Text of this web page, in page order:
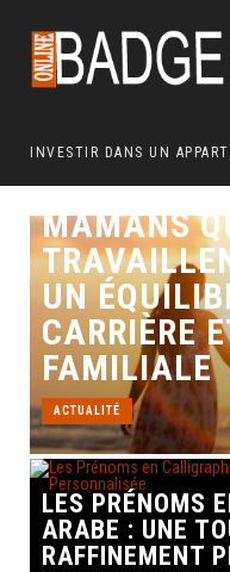
INVESTIR DANS UN APPARTEMENT À TANGER : OPPORTUNITÉS ET POINTS ESSENTIELS À CONNAÎTRE
CONSEILS
MAMANS
UN
CARRIÈRE
FAMILIALE
ACTUALITÉ
LES PRÉNOMS
ARABE : UNE
RAFFINEMENT